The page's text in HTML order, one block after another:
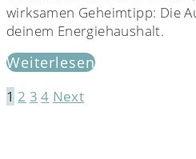
wirksamen Geheimtipp: Die
deinem Energiehaushalt.
Weiterlesen
Seitennummerierung
1 2 3 4 Next